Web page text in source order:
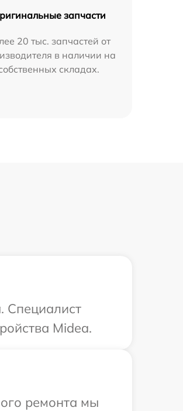
запчасти
20 тыс. запчастей от
в наличии на
складах.
Специалист
Midea.
ремонта мы